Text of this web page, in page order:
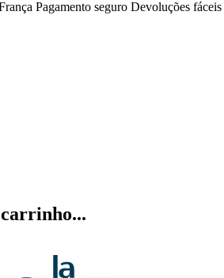
Pagamento seguro Devoluções fáceis